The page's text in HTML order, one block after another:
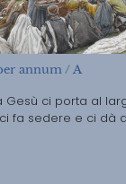
annum / A
ci porta al
fa sedere e ci dà